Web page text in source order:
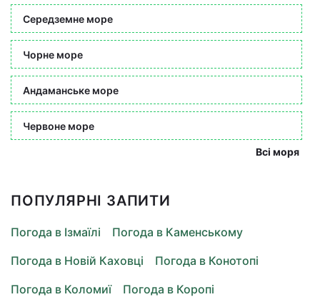
Середземне море
Чорне море
Андаманське море
Червоне море
Всі моря
ПОПУЛЯРНІ ЗАПИТИ
Погода в Ізмаїлі
Погода в Каменському
Погода в Новій Каховці
Погода в Конотопі
Погода в Коломиї
Погода в Коропі